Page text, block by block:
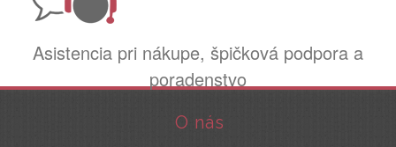
Asistencia pri nákupe, špičková podpora a
poradenstvo
O nás